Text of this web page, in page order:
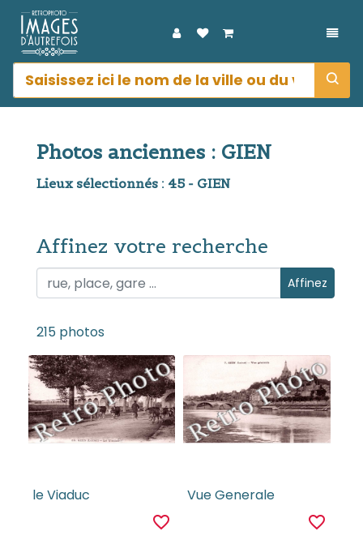
Photos anciennes : GIEN
Lieux sélectionnés : 45 - GIEN
Affinez votre recherche
Affinez votre recherche Affinez
215 photos
le Viaduc
favorite_border
Vue Generale
favorite_border